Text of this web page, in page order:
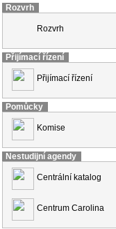
Rozvrh
Rozvrh
Přijímací řízení
Přijímací řízení
Pomůcky
Komise
Nestudijní agendy
Centrální katalog
Centrum Carolina